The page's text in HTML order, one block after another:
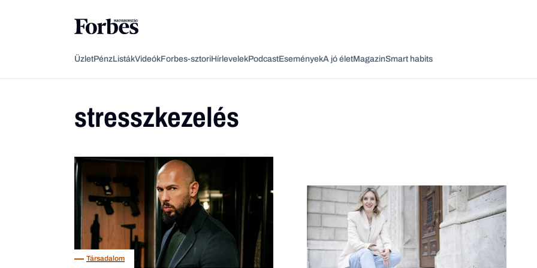
Vagy fedezze fel a következő témákat
Üzlet Pénz Legyél jobb!
ÜzletPénzListákVideókForbes-sztoriHírlevelekPodcastEseményekA jó életMagazinSmart habits
stresszkezelés
Társadalom